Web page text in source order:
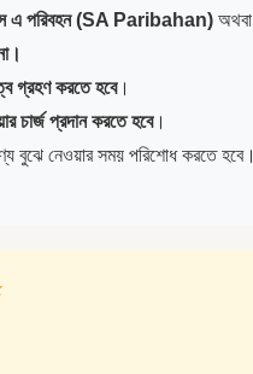
এ পরিবহন (SA Paribahan) অথবা
গ্রহণ করতে হবে।
চার্জ প্রদান করতে হবে।
বুঝে নেওয়ার সময় পরিশোধ করতে হবে।